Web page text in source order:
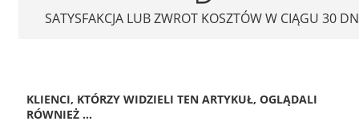
SATYSFAKCJA LUB ZWROT KOSZTÓW W CIĄGU 30
KLIENCI, KTÓRZY WIDZIELI TEN ARTYKUŁ, OGLĄDALI
RÓWNIEŻ ...